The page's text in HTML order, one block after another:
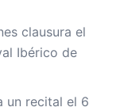
clausura el
Ibérico de
un recital el 6